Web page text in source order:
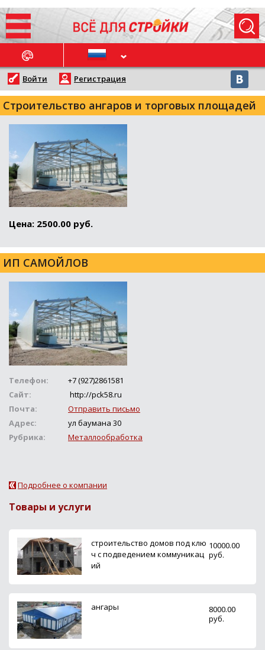
НОВОСТИ
Войти Регистрация
Строительство ангаров и торговых площадей
Цена: 2500.00 руб.
ИП САМОЙЛОВ
Телефон:
+7 (927)2861581
Сайт:
http://pck58.ru
Почта:
Отправить письмо
Адрес:
ул баумана 30
Рубрика:
Металлообработка
Подробнее о компании
Товары и услуги
строительство домов под клю
ч с подведением коммуникац
ий
10000.00
руб.
ангары
8000.00
руб.